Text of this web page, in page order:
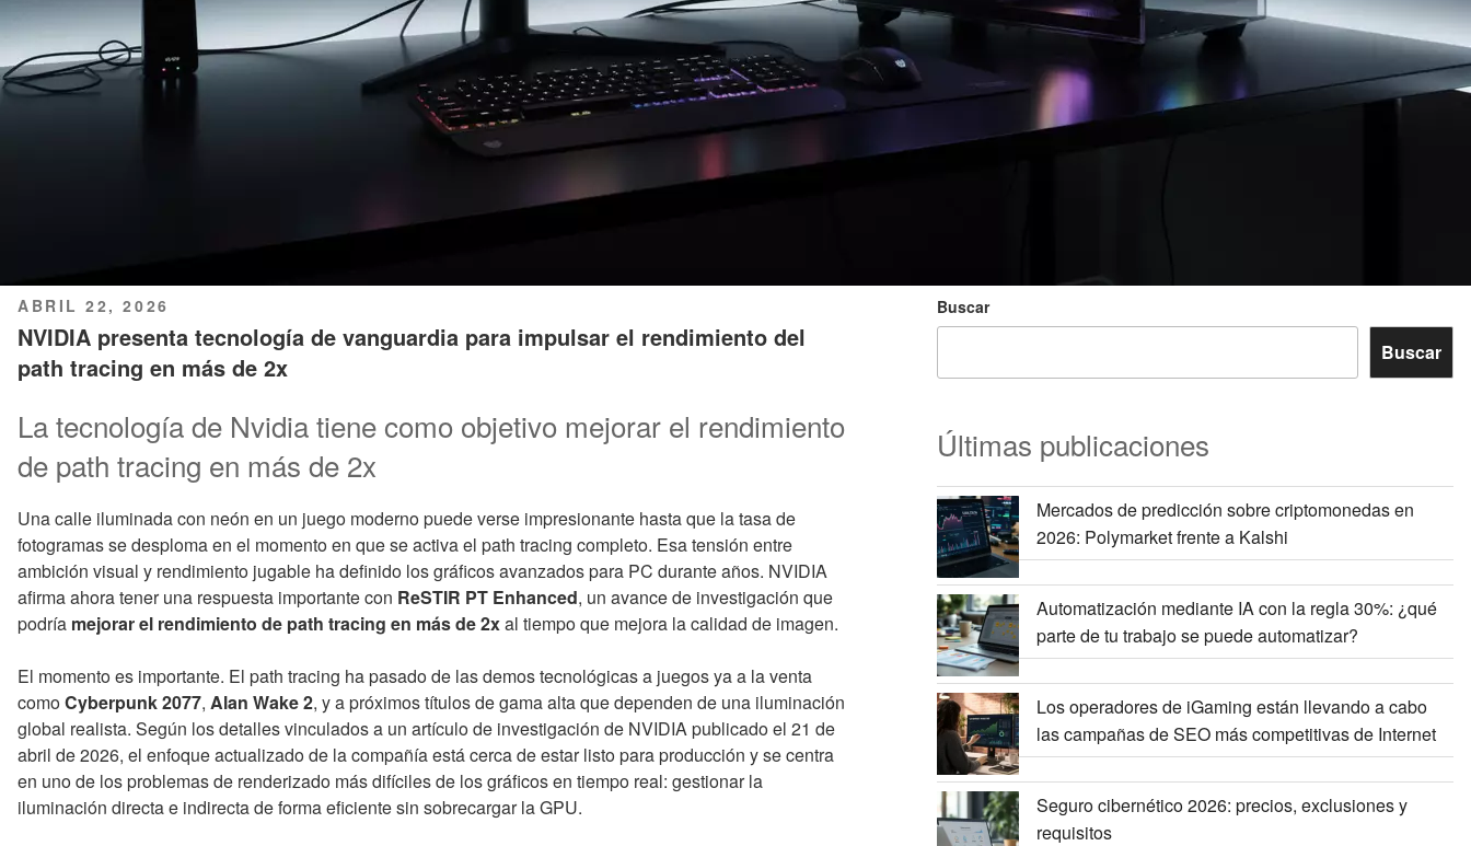
PUBLICADO
EL
ABRIL 22, 2026
NVIDIA presenta tecnología de vanguardia para impulsar el rendimiento del
path tracing en más de 2x
La tecnología de Nvidia tiene como objetivo mejorar el rendimiento
de path tracing en más de 2x
Una calle iluminada con neón en un juego moderno puede verse impresionante hasta que la tasa de
fotogramas se desploma en el momento en que se activa el path tracing completo. Esa tensión entre
ambición visual y rendimiento jugable ha definido los gráficos avanzados para PC durante años. NVIDIA
afirma ahora tener una respuesta importante con ReSTIR PT Enhanced, un avance de investigación que
podría mejorar el rendimiento de path tracing en más de 2xal tiempo que mejora la calidad de imagen.
El momento es importante. El path tracing ha pasado de las demos tecnológicas a juegos ya a la venta
comoCyberpunk 2077, Alan Wake 2, y a próximos títulos de gama alta que dependen de una iluminación
global realista. Según los detalles vinculados a un artículo de investigación de NVIDIA publicado el 21 de
abril de 2026, el enfoque actualizado de la compañía está cerca de estar listo para producción y se centra
en uno de los problemas de renderizado más difíciles de los gráficos en tiempo real: gestionar la
iluminación directa e indirecta de forma eficiente sin sobrecargar la GPU.
Buscar
Buscar
Últimas publicaciones
Mercados de predicción sobre criptomonedas en
2026: Polymarket frente a Kalshi
Automatización mediante IA con la regla 30%: ¿qué
parte de tu trabajo se puede automatizar?
Los operadores de iGaming están llevando a cabo
las campañas de SEO más competitivas de Internet
Seguro cibernético 2026: precios, exclusiones y
requisitos